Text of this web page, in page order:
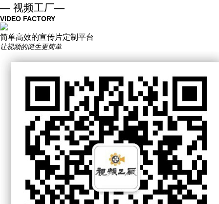
— 视频工厂—
VIDEO FACTORY
简单高效的宣传片定制平台
让视频的诞生更简单